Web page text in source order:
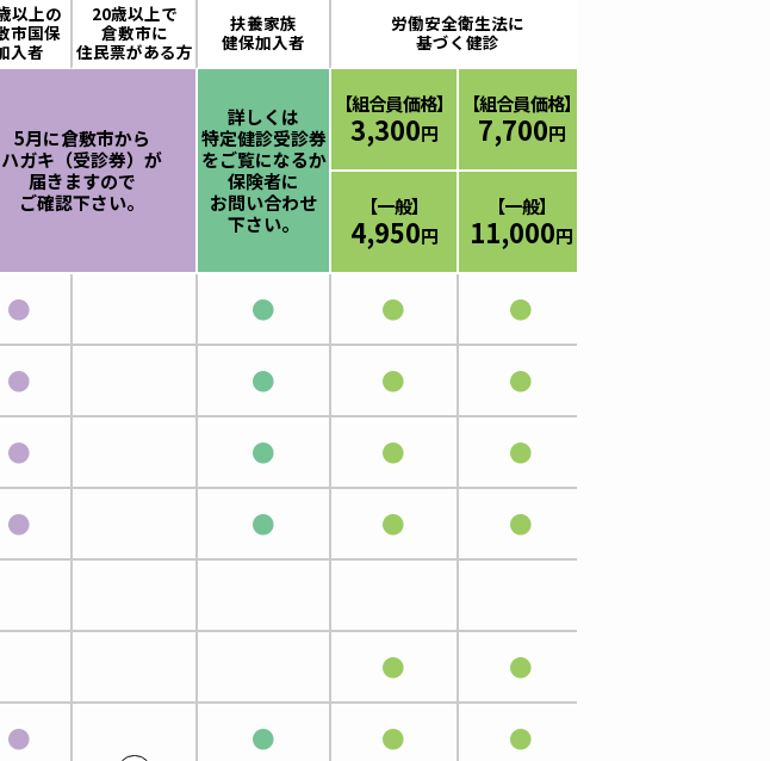
以上の
市国保
入者
20歳以上で
倉敷市に
住民票がある方
扶養家族
健保加入者
労働安全衛生法に
基づく健診
5月に倉敷市から
ハガキ（受診券）が
届きますので
ご確認下さい。
詳しくは
特定健診受診券
をご覧になるか
保険者に
お問い合わせ
下さい。
【組合員価格】
3,300円
【組合員価格】
7,700円
【一般】
4,950円
【一般】
11,000円
● ● ● ●
● ● ● ●
● ● ● ●
● ● ● ●
● ●
● ● ● ●